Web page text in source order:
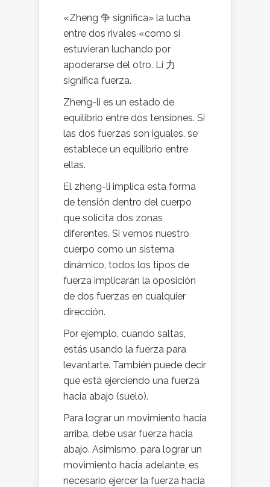
«Zheng 争 significa» la lucha
entre dos rivales «como si
estuvieran luchando por
apoderarse del otro. Li 力
significa fuerza.
Zheng-li es un estado de
equilibrio entre dos tensiones. Si
las dos fuerzas son iguales, se
establece un equilibrio entre
ellas.
El zheng-li implica esta forma
de tensión dentro del cuerpo
que solicita dos zonas
diferentes. Si vemos nuestro
cuerpo como un sistema
dinámico, todos los tipos de
fuerza implicarán la oposición
de dos fuerzas en cualquier
dirección.
Por ejemplo, cuando saltas,
estás usando la fuerza para
levantarte. También puede decir
que está ejerciendo una fuerza
hacia abajo (suelo).
Para lograr un movimiento hacia
arriba, debe usar fuerza hacia
abajo. Asimismo, para lograr un
movimiento hacia adelante, es
necesario ejercer la fuerza hacia